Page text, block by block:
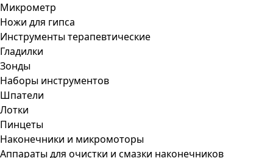
Микрометр
Ножи для гипса
Инструменты терапевтические
Гладилки
Зонды
Наборы инструментов
Шпатели
Лотки
Пинцеты
Наконечники и микромоторы
Аппараты для очистки и смазки наконечников